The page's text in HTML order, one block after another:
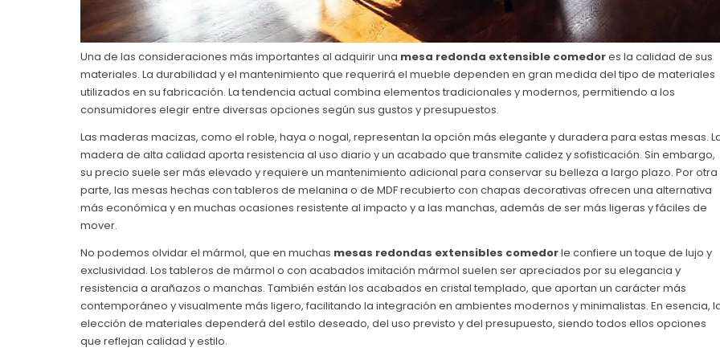
Una de las consideraciones más importantes al adquirir una mesa redonda extensible comedores la calidad de sus
materiales. La durabilidad y el mantenimiento que requerirá el mueble dependen en gran medida del tipo de materiales
utilizados en su fabricación. La tendencia actual combina elementos tradicionales y modernos, permitiendo a los
consumidores elegir entre diversas opciones según sus gustos y presupuestos.
Las maderas macizas, como el roble, haya o nogal, representan la opción más elegante y duradera para estas mesas.
madera de alta calidad aporta resistencia al uso diario y un acabado que transmite calidez y sofisticación. Sin embargo,
su precio suele ser más elevado y requiere un mantenimiento adicional para conservar su belleza a largo plazo. Por otra
parte, las mesas hechas con tableros de melanina o de MDF recubierto con chapas decorativas ofrecen una alternativa
más económica y en muchas ocasiones resistente al impacto y a las manchas, además de ser más ligeras y fáciles de
mover.
No podemos olvidar el mármol, que en muchas mesas redondas extensibles comedorle confiere un toque de lujo y
exclusividad. Los tableros de mármol o con acabados imitación mármol suelen ser apreciados por su elegancia y
resistencia a arañazos o manchas. También están los acabados en cristal templado, que aportan un carácter más
contemporáneo y visualmente más ligero, facilitando la integración en ambientes modernos y minimalistas. En esencia,
elección de materiales dependerá del estilo deseado, del uso previsto y del presupuesto, siendo todos ellos opciones
que reflejan calidad y estilo.